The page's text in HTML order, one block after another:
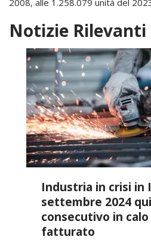
Notizie Rilevanti
Industria in crisi in
settembre 2024
consecutivo in
fatturato